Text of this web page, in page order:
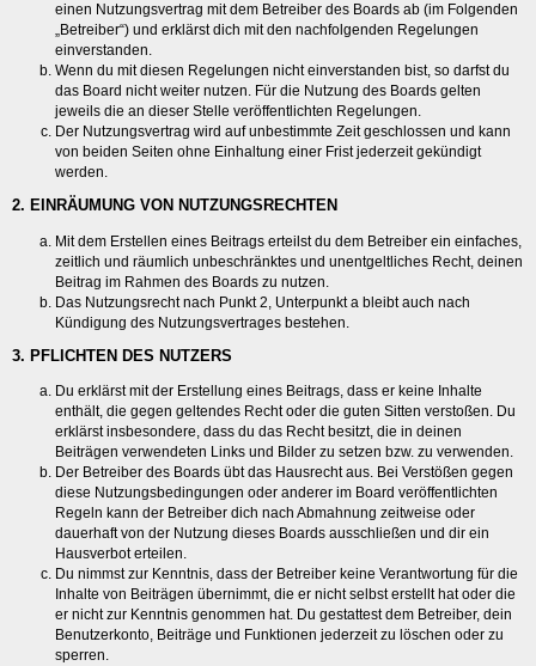
einen Nutzungsvertrag mit dem Betreiber des Boards ab (im Folgenden
„Betreiber“) und erklärst dich mit den nachfolgenden Regelungen
einverstanden.
Wenn du mit diesen Regelungen nicht einverstanden bist, so darfst du
das Board nicht weiter nutzen. Für die Nutzung des Boards gelten
jeweils die an dieser Stelle veröffentlichten Regelungen.
Der Nutzungsvertrag wird auf unbestimmte Zeit geschlossen und kann
von beiden Seiten ohne Einhaltung einer Frist jederzeit gekündigt
werden.
2. EINRÄUMUNG VON NUTZUNGSRECHTEN
Mit dem Erstellen eines Beitrags erteilst du dem Betreiber ein einfaches,
zeitlich und räumlich unbeschränktes und unentgeltliches Recht, deinen
Beitrag im Rahmen des Boards zu nutzen.
Das Nutzungsrecht nach Punkt 2, Unterpunkt a bleibt auch nach
Kündigung des Nutzungsvertrages bestehen.
3. PFLICHTEN DES NUTZERS
Du erklärst mit der Erstellung eines Beitrags, dass er keine Inhalte
enthält, die gegen geltendes Recht oder die guten Sitten verstoßen. Du
erklärst insbesondere, dass du das Recht besitzt, die in deinen
Beiträgen verwendeten Links und Bilder zu setzen bzw. zu verwenden.
Der Betreiber des Boards übt das Hausrecht aus. Bei Verstößen gegen
diese Nutzungsbedingungen oder anderer im Board veröffentlichten
Regeln kann der Betreiber dich nach Abmahnung zeitweise oder
dauerhaft von der Nutzung dieses Boards ausschließen und dir ein
Hausverbot erteilen.
Du nimmst zur Kenntnis, dass der Betreiber keine Verantwortung für die
Inhalte von Beiträgen übernimmt, die er nicht selbst erstellt hat oder die
er nicht zur Kenntnis genommen hat. Du gestattest dem Betreiber, dein
Benutzerkonto, Beiträge und Funktionen jederzeit zu löschen oder zu
sperren.